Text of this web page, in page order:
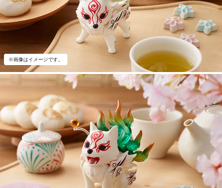
※画像はイメージです。